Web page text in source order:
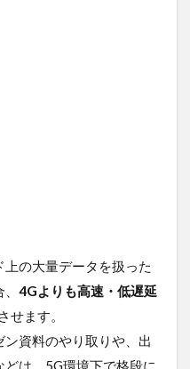
の大量データを扱った
4Gよりも高速・低遅延
せます。
資料のやり取りや、出
は、5G環境下で格段に